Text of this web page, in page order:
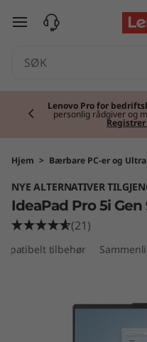
a
d
P
gå til hovedinnhold
Lenovo Pro for
personlig rådgiver og
Registrer
Hjem > Bærbare PC-er og
NYE ALTERNATIVER
IdeaPad Pro 5i Gen
(21)
tilbehør